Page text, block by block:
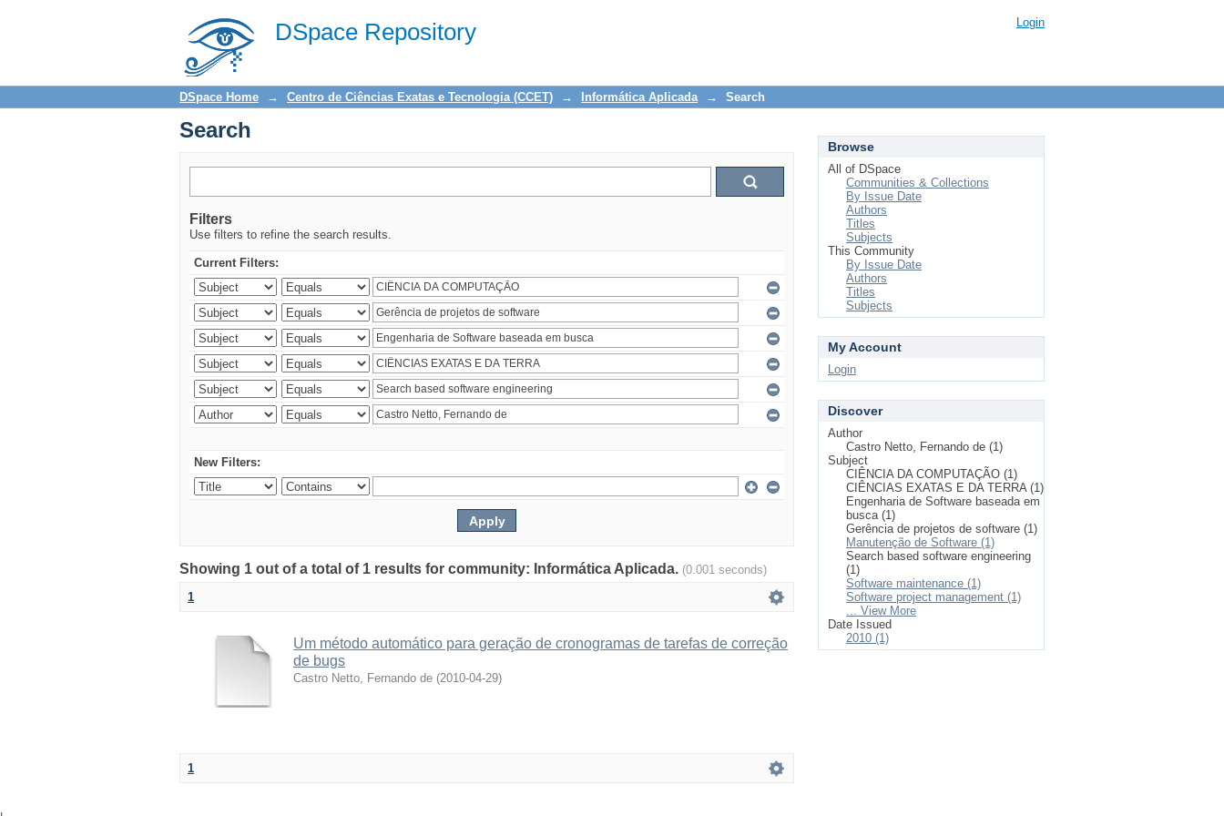
DSpace Repository
Search Login
DSpace Home → Centro de Ciências Exatas e Tecnologia (CCET) → Informática Aplicada → Search
Search
Filters
Use filters to refine the search results.
Current Filters:
New Filters:
Showing 1 out of a total of 1 results for community: Informática Aplicada. (0.001 seconds)
1
Um método automático para geração de cronogramas de tarefas de correção
de bugs
Castro Netto, Fernando de (2010-04-29)
1
Browse
All of DSpace
Communities & Collections
By Issue Date
Authors
Titles
Subjects
This Community
By Issue Date
Authors
Titles
Subjects
My Account
Login
Discover
Author
Castro Netto, Fernando de (1)
Subject
CIÊNCIA DA COMPUTAÇÃO (1)
CIÊNCIAS EXATAS E DA TERRA (1)
Engenharia de Software baseada em
busca (1)
Gerência de projetos de software (1)
Manutenção de Software (1)
Search based software engineering
(1)
Software maintenance (1)
Software project management (1)
... View More
Date Issued
2010 (1)